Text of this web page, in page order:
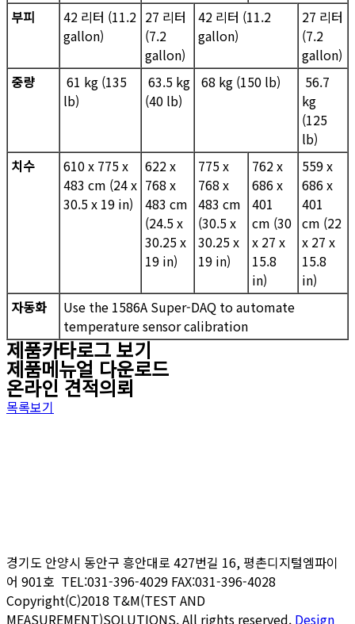
부피
42 리터 (11.2
gallon)
27 리터
(7.2
gallon)
42 리터 (11.2
gallon)
27 리터
(7.2
gallon)
중량
61 kg (135
lb)
63.5 kg
(40 lb)
68 kg (150 lb)
56.7
kg
(125
lb)
치수
610 x 775 x
483 cm (24 x
30.5 x 19 in)
622 x
768 x
483 cm
(24.5 x
30.25 x
19 in)
775 x
768 x
483 cm
(30.5 x
30.25 x
19 in)
762 x
686 x
401
cm (30
x 27 x
15.8
in)
559 x
686 x
401
cm (22
x 27 x
15.8
in)
자동화
Use the 1586A Super-DAQ to automate
temperature sensor calibration
제품카타로그 보기
제품메뉴얼 다운로드
온라인 견적의뢰
목록보기
경기도 안양시 동안구 흥안대로 427번길 16, 평촌디지털엠파이
어 901호 TEL:031-396-4029 FAX:031-396-4028
Copyright(C)2018 T&M(TEST AND
MEASUREMENT)SOLUTIONS. All rights reserved. Design